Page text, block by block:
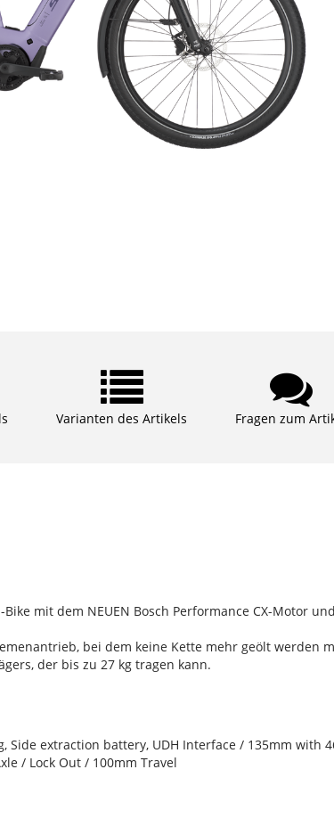
Varianten des Artikels Fragen zum
Bike mit dem NEUEN Bosch Performance CX-Motor
bei dem keine Kette mehr geölt werden
der bis zu 27 kg tragen kann.
Side extraction battery, UDH Interface / 135mm with
/ Lock Out / 100mm Travel